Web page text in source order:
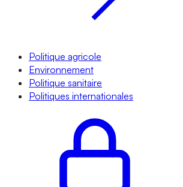
Politique agricole
Environnement
Politique sanitaire
Politiques internationales